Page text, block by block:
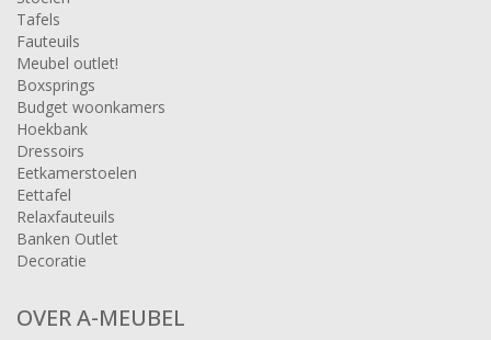
Tafels
Fauteuils
Meubel outlet!
Boxsprings
Budget woonkamers
Hoekbank
Dressoirs
Eetkamerstoelen
Eettafel
Relaxfauteuils
Banken Outlet
Decoratie
OVER A-MEUBEL